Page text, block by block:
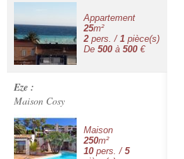
Appartement
25m²
2 pers. / 1 pièce(s)
De 500 à 500 €
Eze :
Maison Cosy
Maison
250m²
10 pers. / 5